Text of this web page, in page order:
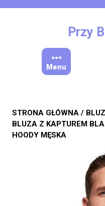
Przy
Menu
STRONA GŁÓWNA /
BLUZA Z KAPTUREM
HOODY MĘSKA